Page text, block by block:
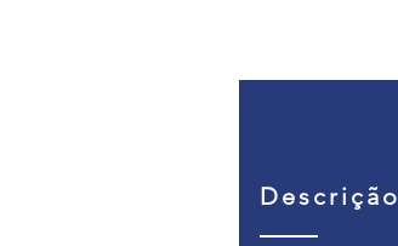
Descrição